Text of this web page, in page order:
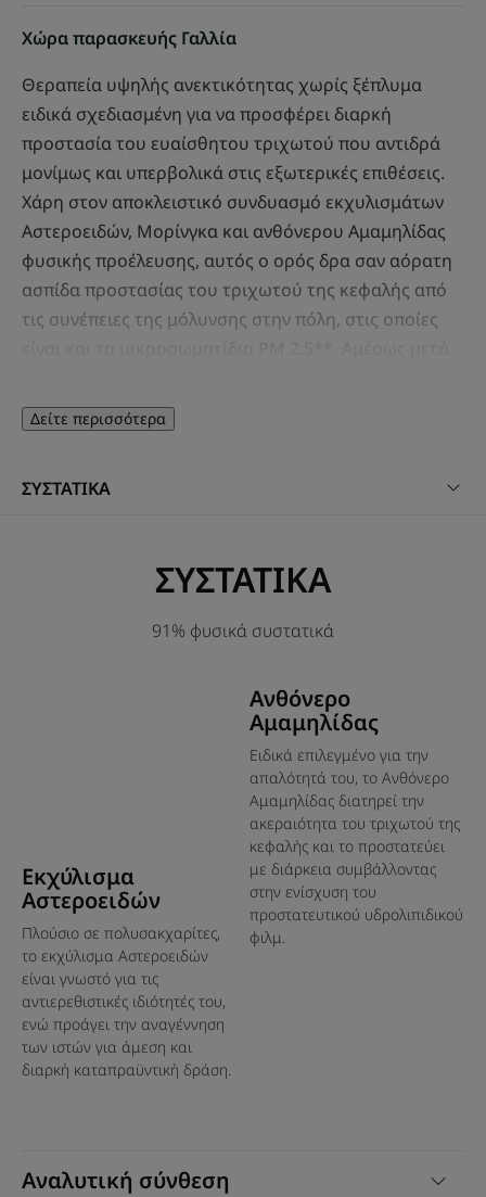
Χώρα παρασκευής Γαλλία
Θεραπεία υψηλής ανεκτικότητας χωρίς ξέπλυμα
ειδικά σχεδιασμένη για να προσφέρει διαρκή
προστασία του ευαίσθητου τριχωτού που αντιδρά
μονίμως και υπερβολικά στις εξωτερικές επιθέσεις.
Χάρη στον αποκλειστικό συνδυασμό εκχυλισμάτων
Αστεροειδών, Μορίνγκα και ανθόνερου Αμαμηλίδας
φυσικής προέλευσης, αυτός ο ορός δρα σαν αόρατη
ασπίδα προστασίας του τριχωτού της κεφαλής από
τις συνέπειες της μόλυνσης στην πόλη, στις οποίες
απαλό ζελ προσφέρει άμεσα άνεση και ευεξία. Τα
μαλλιά είναι απαλά και λαμπερά. Κατάλληλο για
Εξαιρετικά ανάλαφρη σύνθεση ζελ που δρα ως αόρατη
• Oρός κατά της ρύπανσης : περιέχει εκχύλισμα
Μορίνγκα, γνωστό για τις ιδιότητές του που
προσφέρουν στο τριχωτό της κεφαλής προστασία από
τη μόλυνση αλλά και τις εξωτερικές επιθέσεις.
• Ενίσχυση της φυσικής άμυνας : μειώνει την
υπερβολική αντιδραστικότητα του τριχωτού της
κεφαλής και ανακουφίζει.
• Σύνθεση χωρίς ξέπλυμα : μπορεί να εφαρμοστεί με το
ειδικό ρύγχος για το τριχωτό της κεφαλής, ως το
τελευταίο βήμα στο τελετουργικό των μαλλιών· δεν
χρειάζεται ξέπλυμα.
Υφή
Εξαιρετικά ελαφρύ ζελ.
Δείτε περισσότερα
ΣΥΣΤΑΤΙΚΑ
ΣΥΣΤΑΤΙΚΑ
91% φυσικά συστατικά
Αναλυτική σύνθεση
Εκχύλισμα
Αστεροειδών
Πλούσιο σε πολυσακχαρίτες,
το εκχύλισμα Αστεροειδών
είναι γνωστό για τις
αντιερεθιστικές ιδιότητές του,
ενώ προάγει την αναγέννηση
των ιστών για άμεση και
διαρκή καταπραϋντική δράση.
Ανθόνερο
Αμαμηλίδας
Ειδικά επιλεγμένο για την
απαλότητά του, το Ανθόνερο
Αμαμηλίδας διατηρεί την
ακεραιότητα του τριχωτού της
κεφαλής και το προστατεύει
με διάρκεια συμβάλλοντας
στην ενίσχυση του
προστατευτικού υδρολιπιδικού
φιλμ.